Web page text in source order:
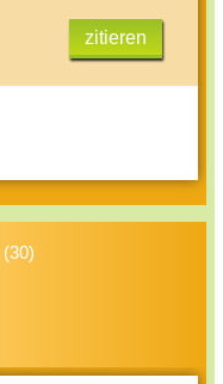
zitieren
(30)